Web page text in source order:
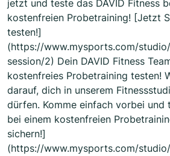
jetzt und teste das DAVID Fitness
kostenfreien Probetraining! [Jetzt
testen!]
(https://www.mysports.com/studio/
session/2) Dein DAVID Fitness
kostenfreies Probetraining testen!
darauf, dich in unserem
dürfen. Komme einfach vorbei und
bei einem kostenfreien
sichern!]
(https://www.mysports.com/studio/